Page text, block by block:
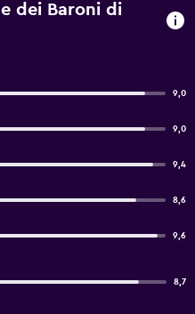
dei Baroni di
9,0
9,0
9,4
8,6
9,6
8,7